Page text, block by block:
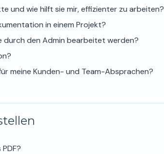
und wie hilft sie mir, effizienter zu arbeiten?
in einem Projekt?
durch den Admin bearbeitet werden?
meine Kunden- und Team-Absprachen?